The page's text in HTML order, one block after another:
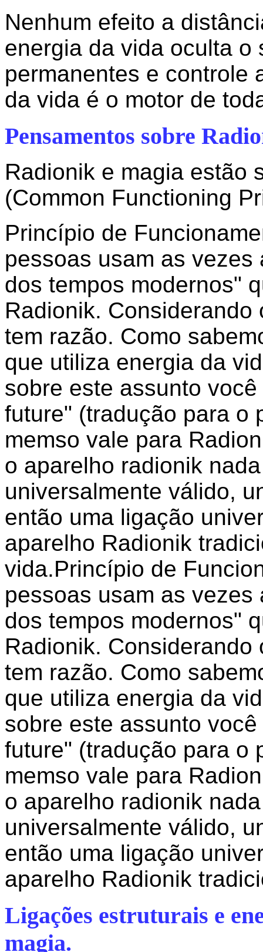
Nenhum efeito a
energia da vida oculta o
permanentes e controle
da vida é o motor de
Pensamentos sobre
Radionik e magia estão
(Common Functioning
Princípio de
pessoas usam as
dos tempos modernos"
Radionik.
tem razão. Como
que utiliza energia da
sobre este assunto
future" (tradução para o
memso vale para
o aparelho radionik
universalmente válido,
então uma ligação
aparelho Radionik
vida.Princípio de
pessoas usam as
dos tempos modernos"
Radionik.
tem razão. Como
que utiliza energia da
sobre este assunto
future" (tradução para o
memso vale para
o aparelho radionik
universalmente válido,
então uma ligação
aparelho Radionik
Ligações estruturais e
magia.